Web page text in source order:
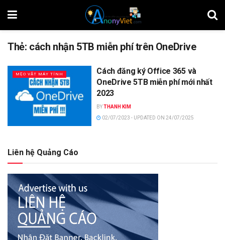
Thẻ: cách nhận 5TB miễn phí trên OneDrive
MẸO VẶT MÁY TÍNH
Cách đăng ký Office 365 và
OneDrive 5TB miễn phí mới nhất
2023
BYTHANH KIM
02/07/2023 - UPDATED ON 24/07/2025
Liên hệ Quảng Cáo